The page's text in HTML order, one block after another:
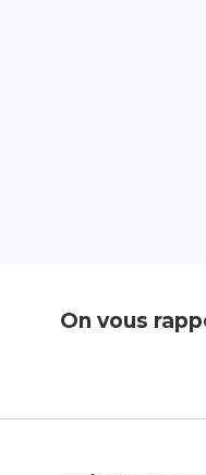
On vous